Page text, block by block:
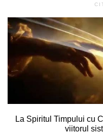
La Spiritul Timpului cu
viitorul